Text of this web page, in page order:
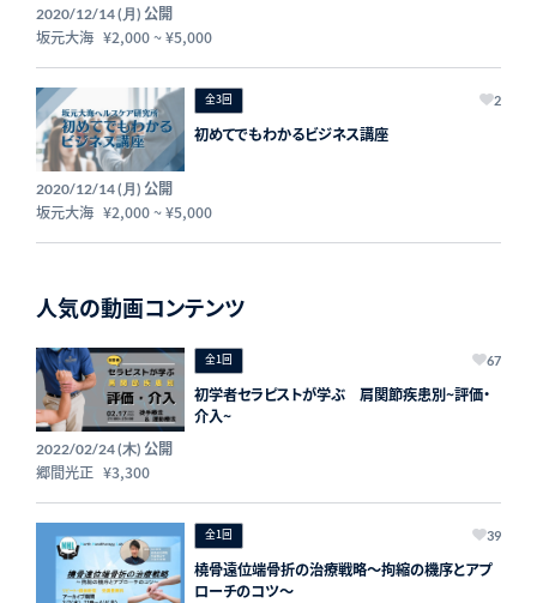
2020/12/14 (月) 公開
坂元大海 ¥2,000~¥5,000
全3回 2
初めてでもわかるビジネス講座
2020/12/14 (月) 公開
坂元大海 ¥2,000~¥5,000
人気の動画コンテンツ
全1回 67
初学者セラピストが学ぶ 肩関節疾患別~評価・
介入~
2022/02/24 (木) 公開
郷間光正 ¥3,300
全1回 39
橈骨遠位端骨折の治療戦略～拘縮の機序とアプ
ローチのコツ～